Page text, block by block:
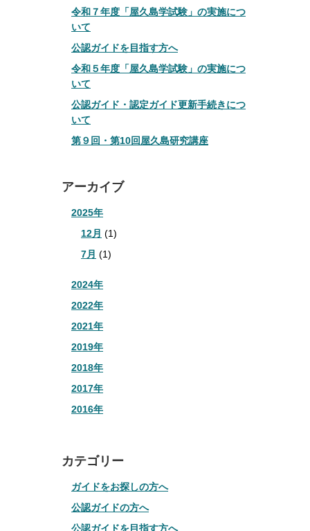
令和７年度「屋久島学試験」の実施につ
いて
公認ガイドを目指す方へ
令和５年度「屋久島学試験」の実施につ
いて
公認ガイド・認定ガイド更新手続きにつ
いて
第９回・第10回屋久島研究講座
アーカイブ
2025年
12月 (1)
7月 (1)
2024年
2022年
2021年
2019年
2018年
2017年
2016年
カテゴリー
ガイドをお探しの方へ
公認ガイドの方へ
公認ガイドを目指す方へ